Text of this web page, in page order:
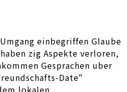
einbegriffen Glaube
zig Aspekte verloren,
Gesprachen uber
Date“
lokalen